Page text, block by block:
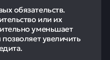
обязательств.
или их
уменьшает
увеличить